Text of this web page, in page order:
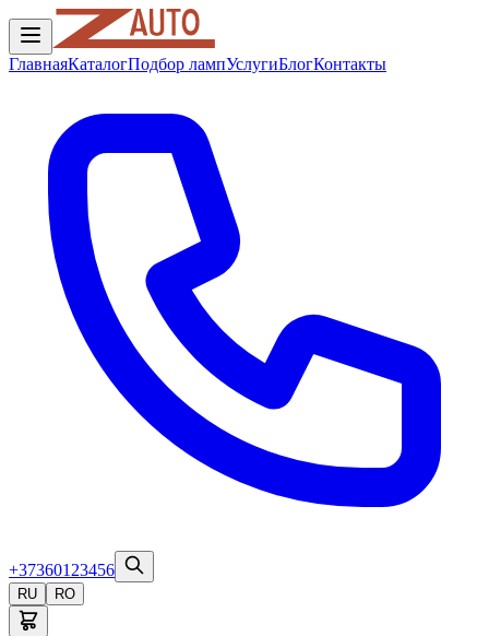
ГлавнаяКаталогПодбор лампУслугиБлогКонтакты
+37360123456
RU RO